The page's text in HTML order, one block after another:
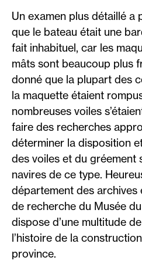
Un examen plus détaillé a
que le bateau était une
fait inhabituel, car les
mâts sont beaucoup plus
donné que la plupart des
la maquette étaient
nombreuses voiles
faire des recherches
déterminer la disposition
des voiles et du gréement
navires de ce type.
département des
de recherche du Musée
dispose d’une multitude
l’histoire de la
province.